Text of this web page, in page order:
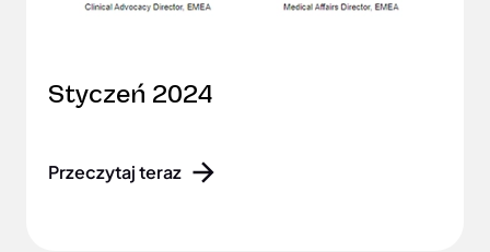
Styczeń 2024
Przeczytaj teraz